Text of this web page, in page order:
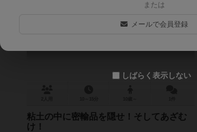
粘土の中に密輸品を隠せ！そしてあざむ
け！
または
メールで会員登録
しばらく表示しない